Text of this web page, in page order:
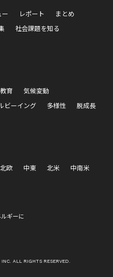
ー レポート
まとめ
社会課題を知る
教育
気候変動
ビーイング 多様性 脱成長
北欧 中東 北米
中南米
ギーに
ALL RIGHTS RESERVED.